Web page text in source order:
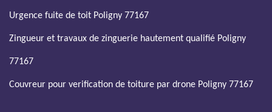
Urgence fuite de toit Poligny 77167
Zingueur et travaux de zinguerie hautement qualifié Poligny
77167
Couvreur pour verification de toiture par drone Poligny 77167